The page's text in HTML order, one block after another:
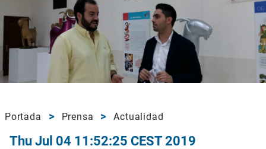
Portada Prensa Actualidad
Thu Jul 04 11:52:25 CEST 2019